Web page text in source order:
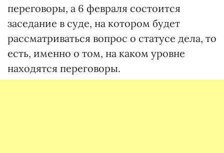
переговоры, а 6 февраля состоится
заседание в суде, на котором будет
рассматриваться вопрос о статусе дела, то
есть, именно о том, на каком уровне
находятся переговоры.